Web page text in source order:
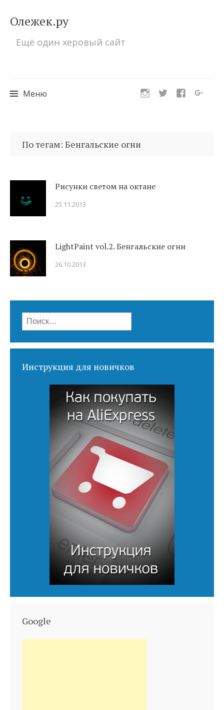
Олежек.ру
Ещё один херовый сайт
Меню
кПо тегам: Бенгальские огни
Рисунки светом на октане
25.11.2013
LightPaint vol.2. Бенгальские огни
26.10.2013
Найти:
Инструкция для новичков
Google